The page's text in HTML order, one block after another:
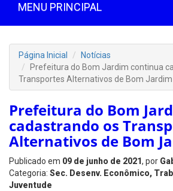
MENU PRINCIPAL
Página Inicial
Notícias
Prefeitura do Bom Jardim continua
Transportes Alternativos de Bom Jardim
Prefeitura do Bom
cadastrando os
Alternativos de Bom
Publicado em 09 de junho de 2021, por
Categoria: Sec. Desenv. Econômico,
Juventude